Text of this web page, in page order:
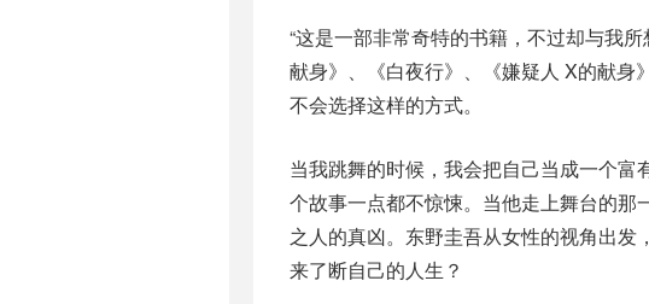
“这是一部非常奇特的书籍，不过却与我
献身》、《白夜行》、《嫌疑人 X的献身
不会选择这样的方式。
当我跳舞的时候，我会把自己当成一个
个故事一点都不惊悚。当他走上舞台的
之人的真凶。东野圭吾从女性的视角出发
来了断自己的人生？